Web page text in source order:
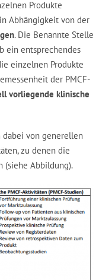
Produkte
Abhängigkeit von der
. Die Benannte Stelle
ein entsprechendes
einzelnen Produkte
der PMCF-
vorliegende klinische
von generellen
zu denen die
(siehe Abbildung).